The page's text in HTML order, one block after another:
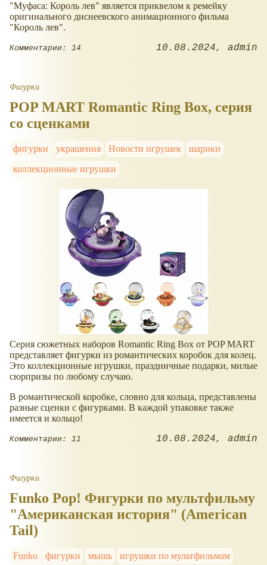
"Муфаса: Король лев" является приквелом к ремейку
оригинального диснеевского анимационного фильма
"Король лев".
Комментарии: 14 10.08.2024 admin
Фигурки
POP MART Romantic Ring Box, серия
со сценками
фигурки украшения Новости игрушек
шарики
коллекционные игрушки
Серия сюжетных наборов Romantic Ring Box от POP MART
представляет фигурки из романтических коробок для колец.
Это коллекционные игрушки, праздничные подарки, милые
сюрпризы по любому случаю.
В романтической коробке, словно для кольца, представлены
разные сценки с фигурками. В каждой упаковке также
имеется и кольцо!
Комментарии: 11 10.08.2024 admin
Фигурки
Funko Pop! Фигурки по мультфильму
"Американская история" (American
Tail)
Funko фигурки мышь
игрушки по мультфильмам